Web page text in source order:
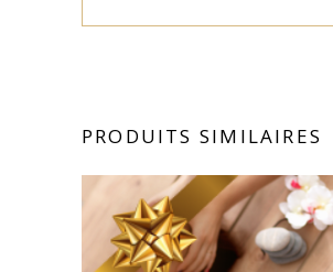
PRODUITS SIMILAIRES